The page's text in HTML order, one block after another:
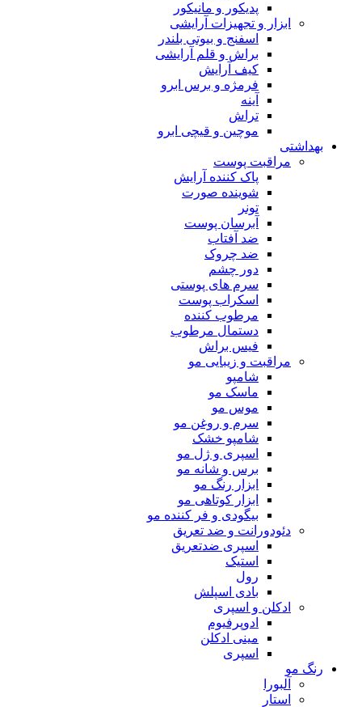
پدیکور و مانیکور
ابزار و تجهیزات آرایشی
اسفنج و بیوتی بلندر
براش و قلم آرایشی
کیف آرایش
فرمژه و برس ابرو
آینه
تراش
موچین و قیچی ابرو
بهداشتی
مراقبت پوست
پاک کننده آرایش
شوینده صورت
تونر
آبرسان پوست
ضد آفتاب
ضد چروک
دور چشم
سرم های پوستی
اسکراب پوست
مرطوب کننده
دستمال مرطوب
فیس براش
مراقبت و زیبایی مو
شامپو
ماسک مو
موس مو
سرم و روغن مو
شامپو خشک
اسپری و ژل مو
برس و شانه مو
ابزار رنگ مو
ابزار کوتاهی مو
بیگودی و فر کننده مو
دئودورانت و ضد تعریق
اسپری ضدتعریق
استیک
رول
بادی اسپلش
ادکلن و اسپری
ادوپرفیوم
مینی ادکلن
اسپری
رنگ مو
آلبورا
استار